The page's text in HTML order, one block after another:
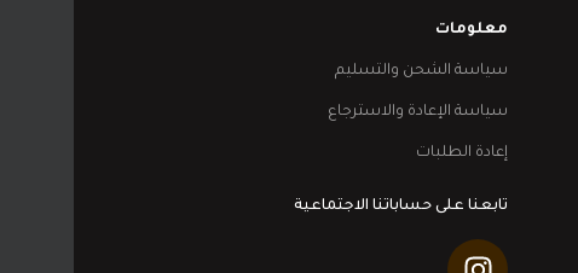
معلومات
سياسة الشحن والتسليم
سياسة الإعادة والاسترجاع
إعادة الطلبات
تابعنا على حساباتنا الاجتماعية